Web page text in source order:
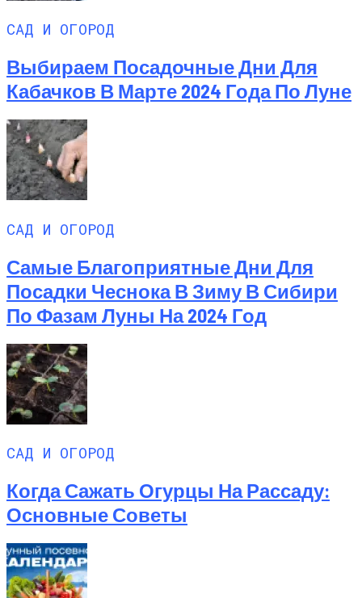
САД И ОГОРОД
Выбираем Посадочные Дни Для
Кабачков В Марте 2024 Года По Луне
САД И ОГОРОД
Самые Благоприятные Дни Для
Посадки Чеснока В Зиму В Сибири
По Фазам Луны На 2024 Год
САД И ОГОРОД
Когда Сажать Огурцы На Рассаду:
Основные Советы